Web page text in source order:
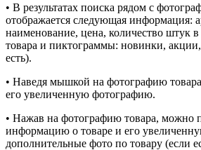
• В результатах поиска рядом с
отображается следующая информация:
наименование, цена, количество штук
товара и пиктограммы: новинки,
есть).
• Наведя мышкой на фотографию
его увеличенную фотографию.
• Нажав на фотографию товара, можно
информацию о товаре и его
дополнительные фото по товару (если